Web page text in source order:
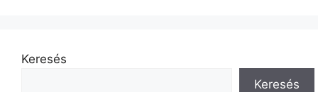
Keresés
Keresés